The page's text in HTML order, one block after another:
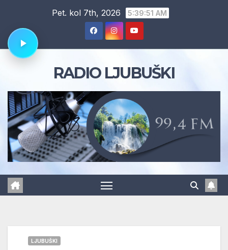
content
Pet. kol 7th, 2026 5:39:51 AM
RADIO LJUBUŠKI
LJUBUŠKI